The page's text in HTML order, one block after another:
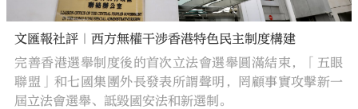
文匯報社評｜西方無權干涉香港特色民主制度構建
完善香港選舉制度後的首次立法會選舉圓滿結束，「五眼
聯盟」和七國集團外長發表所謂聲明，罔顧事實攻擊新一
屆立法會選舉、詆毀國安法和新選制。